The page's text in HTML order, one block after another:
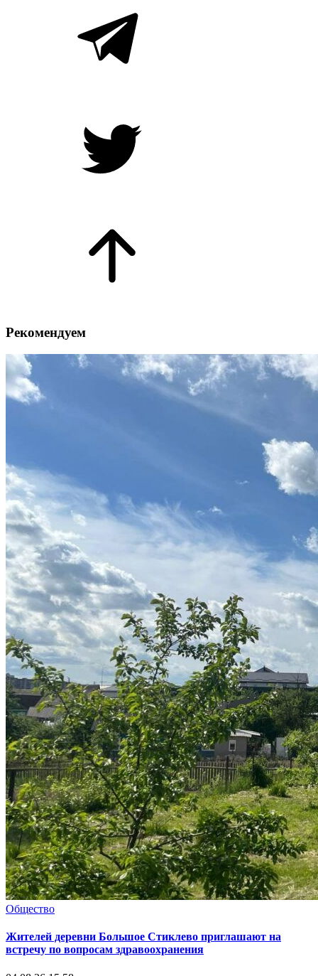
Рекомендуем
Общество
Жителей деревни Большое Стиклево приглашают на
встречу по вопросам здравоохранения